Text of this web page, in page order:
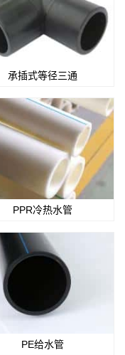
承插式等径三通
PPR冷热水管
PE给水管